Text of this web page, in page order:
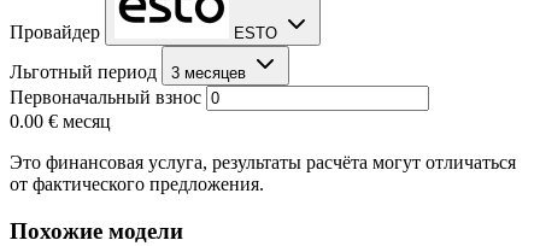
Провайдер ESTO
Льготный период 3 месяцев
Первоначальный взнос
0.00 € месяц
Это финансовая услуга, результаты расчёта могут отличаться
от фактического предложения.
Похожие модели